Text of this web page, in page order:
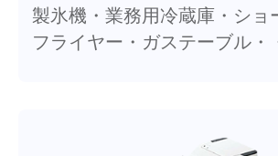
製氷機・業務用冷蔵庫・ショ
フライヤー・ガステーブル・